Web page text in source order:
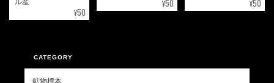
¥50
¥50 ¥50
CATEGORY
鉱物標本